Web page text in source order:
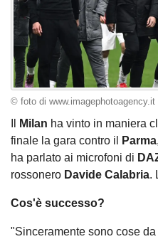
© foto di www.imagephotoagency.it
Milan ha vinto in maniera
finale la gara contro il
Parma
ha parlato ai microfoni di
rossonero Davide Calabria.
Cos'è successo?
"Sinceramente sono cose